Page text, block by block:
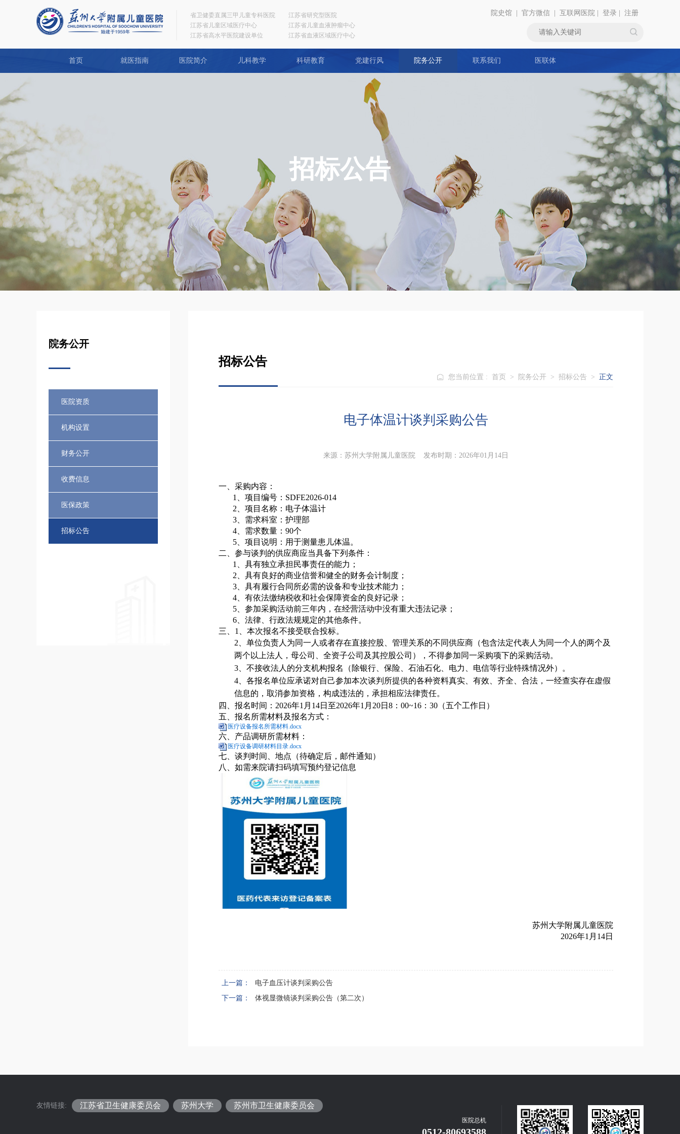
省卫健委直属三甲儿童专科医院
江苏省儿童区域医疗中心
江苏省高水平医院建设单位
江苏省研究型医院
江苏省儿童血液肿瘤中心
江苏省血液区域医疗中心
院史馆 官方微信 互联网医院 登录 注册
首页 就医指南 医院简介 儿科教学 科研教育 党建行风 院务公开 联系我们 医联体
招标公告
院务公开
医院资质
机构设置
财务公开
收费信息
医保政策
招标公告
招标公告
您当前位置 : 首页 > 院务公开 > 招标公告 > 正文
电子体温计谈判采购公告
来源：苏州大学附属儿童医院 发布时期：2026年01月14日
一、采购内容：
1、项目编号： SDFE2026-014
2、项目名称：电子体温计
3、需求科室：护理部
4、需求数量：90个
5、项目说明：用于测量患儿体温。
二、参与谈判的供应商应当具备下列条件：
1、 具有独立承担民事责任的能力；
2、 具有良好的商业信誉和健全的财务会计制度；
3、 具有履行合同所必需的设备和专业技术能力；
4、 有依法缴纳税收和社会保障资金的良好记录；
5、 参加采购活动前三年内，在经营活动中没有重大违法记录；
6、 法律、行政法规规定的其他条件。
三、 1、本次报名不接受联合投标。
2、单位负责人为同一人或者存在直接控股、管理关系的不同供应商（包含法定代表人为同一个人的两个及
两个以上法人，母公司、全资子公司及其控股公司），不得参加同一采购项下的采购活动。
3、不接收法人的分支机构报名（除银行、保险、石油石化、电力、电信等行业特殊情况外）。
4、各报名单位应承诺对自己参加本次谈判所提供的各种资料真实、有效、齐全、合法，一经查实存在虚假
信息的，取消参加资格，构成违法的，承担相应法律责任。
四、报名时间：2026年1月14日至2026年1月20日8：00~16：30（五个工作日）
五、报名所需材料及报名方式：
医疗设备报名所需材料.docx
六、产品调研所需材料：
医疗设备调研材料目录.docx
七、谈判时间、地点（待确定后，邮件通知）
八、如需来院请扫码填写预约登记信息
苏州大学附属儿童医院
2026年1月14日
上一篇：
电子血压计谈判采购公告
下一篇：
体视显微镜谈判采购公告（第二次）
友情链接: 江苏省卫生健康委员会 苏州大学 苏州市卫生健康委员会
医院总机
0512-80693588